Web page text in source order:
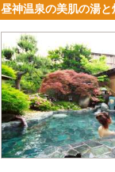
昼神温泉の美肌の湯